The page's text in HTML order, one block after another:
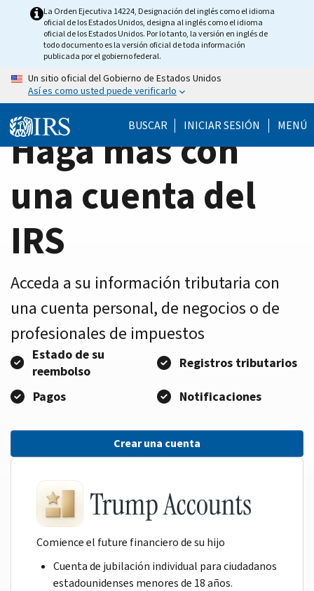
HomeLa Orden Ejecutiva 14224, Designación del inglés como el idioma
oficial de los Estados Unidos, designa al inglés como el idioma
oficial de los Estados Unidos. Por lo tanto, la versión en inglés de
todo documento es la versión oficial de toda información
publicada por el gobierno federal.
Un sitio oficial del Gobierno de Estados Unidos
Así es como usted puede verificarlo
BUSCAR INICIAR SESIÓN MENÚ
Haga más con
una cuenta del
IRS
Acceda a su información tributaria con
una cuenta personal, de negocios o de
profesionales de impuestos
Estado de su
reembolso
Registros tributarios
Pagos
Notificaciones
Crear una cuenta
Comience el future financiero de su hijo
Cuenta de jubilación individual para ciudadanos
estadounidenses menores de 18 años.